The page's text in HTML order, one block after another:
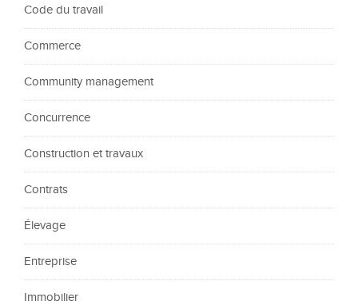
Code du travail
Commerce
Community management
Concurrence
Construction et travaux
Contrats
Élevage
Entreprise
Immobilier